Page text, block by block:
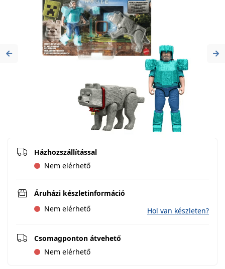
Previous
Házhozszállítással
Nem elérhető
Áruházi készletinformáció
Nem elérhető
Hol van készleten?
Csomagponton átvehető
Nem elérhető